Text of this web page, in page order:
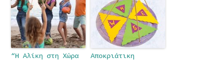
“H Αλίκη στη Χώρα
Αποκριάτικη